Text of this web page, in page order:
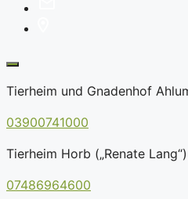
Tierheim und Gnadenhof
03900741000
Tierheim Horb („Renate Lang“)
07486964600